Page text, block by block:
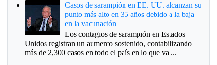
Casos de sarampión en EE. UU. alcanzan su
punto más alto en 35 años debido a la baja
en la vacunación
Los contagios de sarampión en Estados
Unidos registran un aumento sostenido, contabilizando
más de 2,300 casos en todo el país en lo que va ...